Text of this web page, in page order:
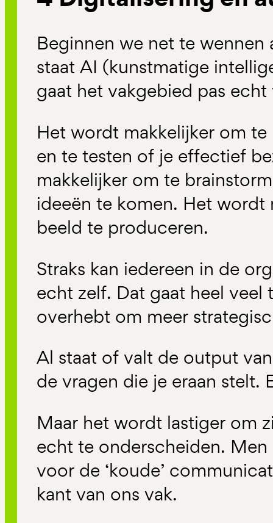
Beginnen we net te wennen
staat AI (kunstmatige
gaat het vakgebied pas echt
Het wordt makkelijker om
en te testen of je effectief
makkelijker om te
ideeën te komen. Het
beeld te produceren.
Straks kan iedereen in de
echt zelf. Dat gaat heel veel
overhebt om meer
Al staat of valt de output
de vragen die je eraan stelt.
Maar het wordt lastiger om
echt te onderscheiden.
voor de ‘koude’
kant van ons vak.